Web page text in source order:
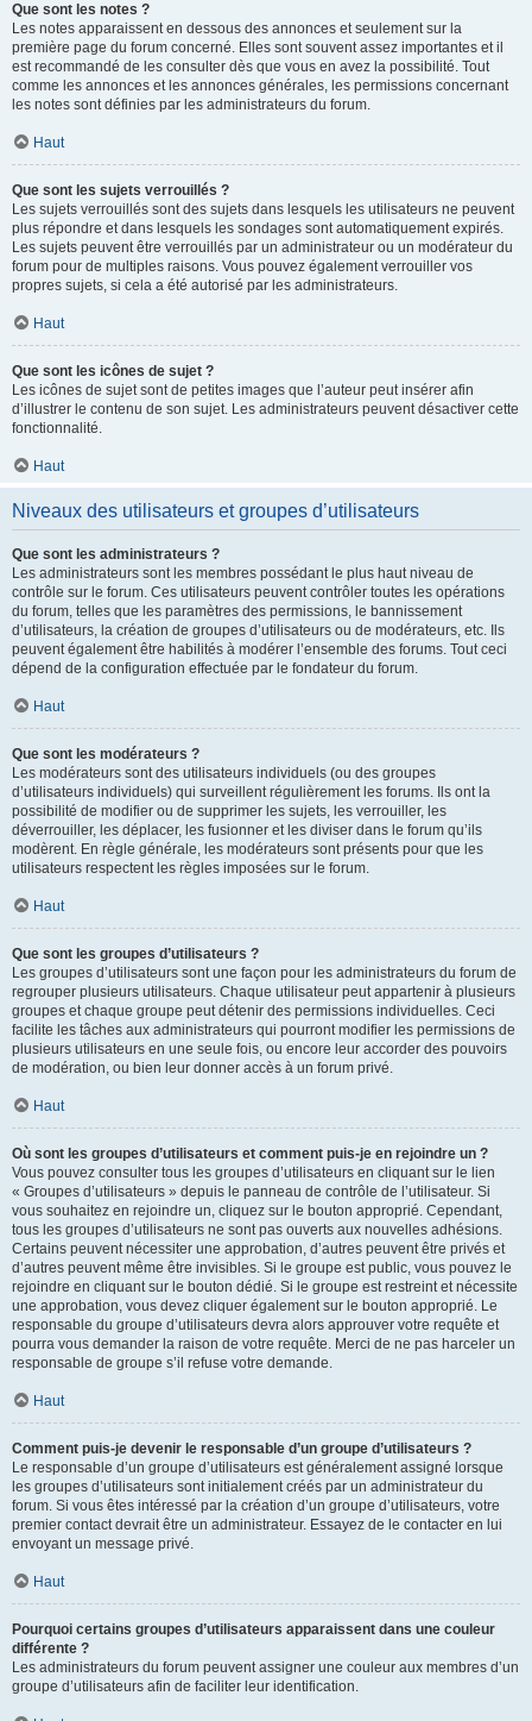
Que sont les notes ?
Les notes apparaissent en dessous des annonces et seulement sur la
première page du forum concerné. Elles sont souvent assez importantes et il
est recommandé de les consulter dès que vous en avez la possibilité. Tout
comme les annonces et les annonces générales, les permissions concernant
les notes sont définies par les administrateurs du forum.
Haut
Que sont les sujets verrouillés ?
Les sujets verrouillés sont des sujets dans lesquels les utilisateurs ne peuvent
plus répondre et dans lesquels les sondages sont automatiquement expirés.
Les sujets peuvent être verrouillés par un administrateur ou un modérateur du
forum pour de multiples raisons. Vous pouvez également verrouiller vos
propres sujets, si cela a été autorisé par les administrateurs.
Haut
Que sont les icônes de sujet ?
Les icônes de sujet sont de petites images que l’auteur peut insérer afin
d’illustrer le contenu de son sujet. Les administrateurs peuvent désactiver cette
fonctionnalité.
Haut
Niveaux des utilisateurs et groupes d’utilisateurs
Que sont les administrateurs ?
Les administrateurs sont les membres possédant le plus haut niveau de
contrôle sur le forum. Ces utilisateurs peuvent contrôler toutes les opérations
du forum, telles que les paramètres des permissions, le bannissement
d’utilisateurs, la création de groupes d’utilisateurs ou de modérateurs, etc. Ils
peuvent également être habilités à modérer l’ensemble des forums. Tout ceci
dépend de la configuration effectuée par le fondateur du forum.
Haut
Que sont les modérateurs ?
Les modérateurs sont des utilisateurs individuels (ou des groupes
d’utilisateurs individuels) qui surveillent régulièrement les forums. Ils ont la
possibilité de modifier ou de supprimer les sujets, les verrouiller, les
déverrouiller, les déplacer, les fusionner et les diviser dans le forum qu’ils
modèrent. En règle générale, les modérateurs sont présents pour que les
utilisateurs respectent les règles imposées sur le forum.
Haut
Que sont les groupes d’utilisateurs ?
Les groupes d’utilisateurs sont une façon pour les administrateurs du forum de
regrouper plusieurs utilisateurs. Chaque utilisateur peut appartenir à plusieurs
groupes et chaque groupe peut détenir des permissions individuelles. Ceci
facilite les tâches aux administrateurs qui pourront modifier les permissions de
plusieurs utilisateurs en une seule fois, ou encore leur accorder des pouvoirs
de modération, ou bien leur donner accès à un forum privé.
Haut
Où sont les groupes d’utilisateurs et comment puis-je en rejoindre un ?
Vous pouvez consulter tous les groupes d’utilisateurs en cliquant sur le lien
« Groupes d’utilisateurs » depuis le panneau de contrôle de l’utilisateur. Si
vous souhaitez en rejoindre un, cliquez sur le bouton approprié. Cependant,
tous les groupes d’utilisateurs ne sont pas ouverts aux nouvelles adhésions.
Certains peuvent nécessiter une approbation, d’autres peuvent être privés et
d’autres peuvent même être invisibles. Si le groupe est public, vous pouvez le
rejoindre en cliquant sur le bouton dédié. Si le groupe est restreint et nécessite
une approbation, vous devez cliquer également sur le bouton approprié. Le
responsable du groupe d’utilisateurs devra alors approuver votre requête et
pourra vous demander la raison de votre requête. Merci de ne pas harceler un
responsable de groupe s’il refuse votre demande.
Haut
Comment puis-je devenir le responsable d’un groupe d’utilisateurs ?
Le responsable d’un groupe d’utilisateurs est généralement assigné lorsque
les groupes d’utilisateurs sont initialement créés par un administrateur du
forum. Si vous êtes intéressé par la création d’un groupe d’utilisateurs, votre
premier contact devrait être un administrateur. Essayez de le contacter en lui
envoyant un message privé.
Haut
Pourquoi certains groupes d’utilisateurs apparaissent dans une couleur
différente ?
Les administrateurs du forum peuvent assigner une couleur aux membres d’un
groupe d’utilisateurs afin de faciliter leur identification.